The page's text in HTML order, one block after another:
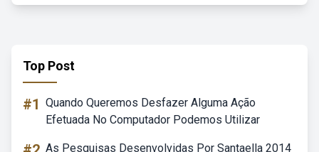
Top Post
#1 Quando Queremos Desfazer Alguma Ação
Efetuada No Computador Podemos Utilizar
As Pesquisas Desenvolvidas Por Santaella 2014